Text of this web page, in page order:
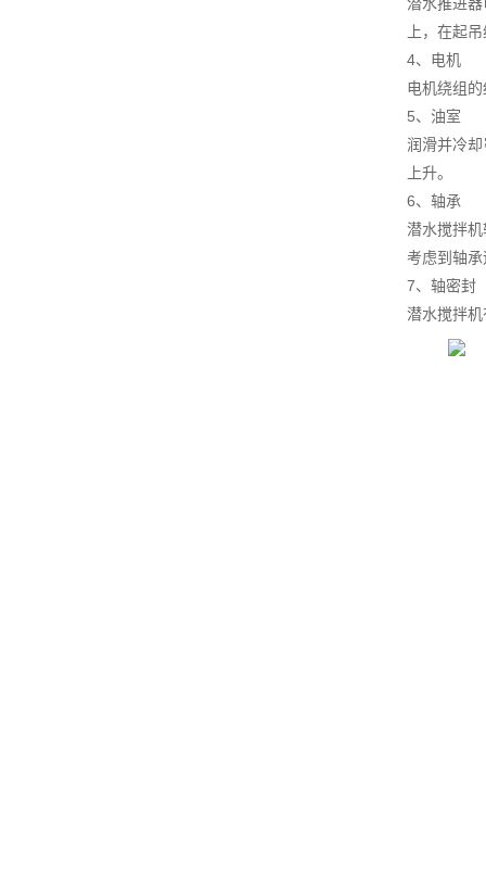
上，在起
4、电机
电机绕组
5、油室
润滑并冷
上升。
6、轴承
潜水搅拌
考虑到轴
7、轴密封
潜水搅拌